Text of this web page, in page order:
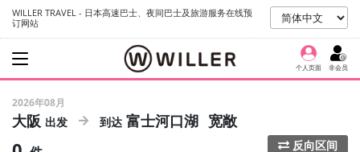
WILLER TRAVEL - 日本高速巴士、夜间巴士及旅游服务在线预
订网站
个人页面 非会员
2026年08月
大阪 富士河口湖 宽敞
反向区间